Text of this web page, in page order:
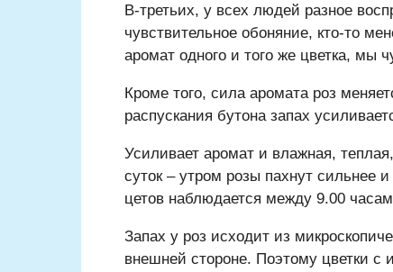
В-третьих, у всех людей разное
чувствительное обоняние, кто-то
аромат одного и того же цветка, мы
Кроме того, сила аромата роз
распускания бутона запах
Усиливает аромат и влажная,
суток – утром розы пахнут сильнее
цетов наблюдается между 9.00
Запах у роз исходит из
внешней стороне. Поэтому цветки